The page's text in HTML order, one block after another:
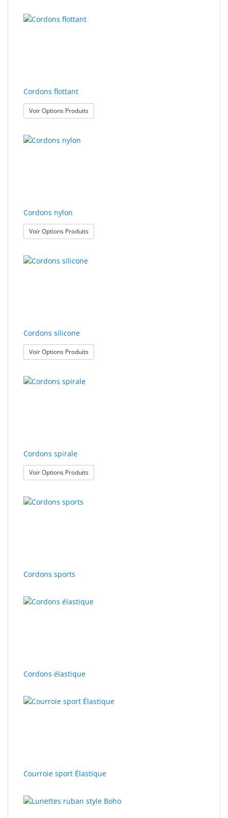
Cordons flottant
Voir Options Produits: Cordons flottant
Cordons nylon
Voir Options Produits: Cordons nylon
Cordons silicone
Voir Options Produits: Cordons silicone
Cordons spirale
Voir Options Produits: Cordons spirale
Cordons sports
Cordons élastique
Courroie sport Élastique